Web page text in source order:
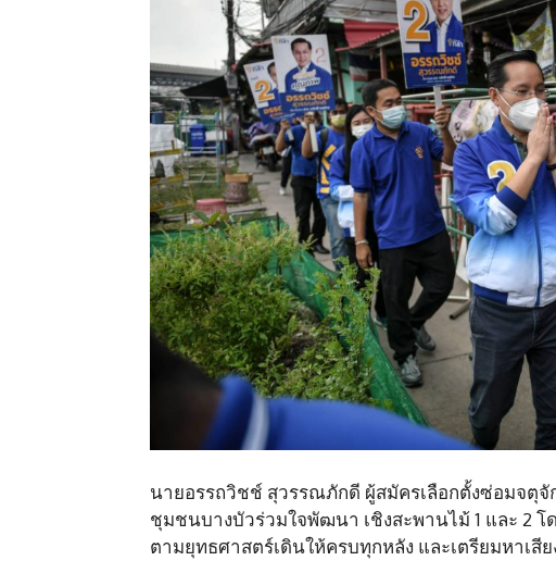
นายอรรถวิชช์ สุวรรณภักดี ผู้สมัครเลือกตั้งซ่อมจตุจั
ชุมชนบางบัวร่วมใจพัฒนา เชิงสะพานไม้ 1 และ 2
ตามยุทธศาสตร์เดินให้ครบทุกหลัง และเตรียมหาเสี